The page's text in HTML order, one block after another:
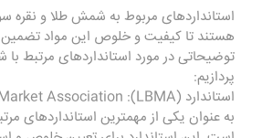
استانداردهای مربوط به شمش طلا و نقره
هستند تا کیفیت و خلوص این مواد تضمین
توضیحاتی در مورد استانداردهای
‌پردازیم:
به عنوان یکی از مهمترین استانداردهای